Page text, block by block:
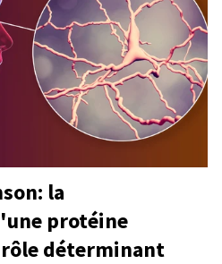
la
protéine
déterminant